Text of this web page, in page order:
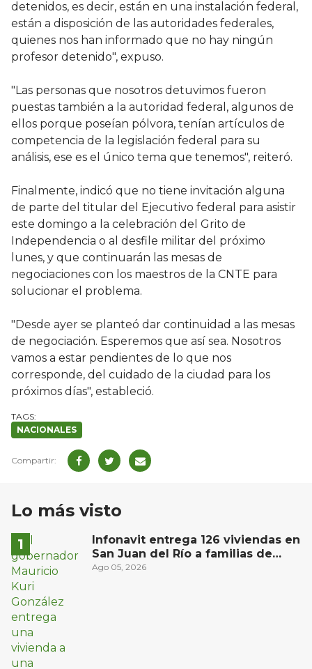
detenidos, es decir, están en una instalación federal,
están a disposición de las autoridades federales,
quienes nos han informado que no hay ningún
profesor detenido", expuso.
"Las personas que nosotros detuvimos fueron
puestas también a la autoridad federal, algunos de
ellos porque poseían pólvora, tenían artículos de
competencia de la legislación federal para su
análisis, ese es el único tema que tenemos", reiteró.
Finalmente, indicó que no tiene invitación alguna
de parte del titular del Ejecutivo federal para asistir
este domingo a la celebración del Grito de
Independencia o al desfile militar del próximo
lunes, y que continuarán las mesas de
negociaciones con los maestros de la CNTE para
solucionar el problema.
"Desde ayer se planteó dar continuidad a las mesas
de negociación. Esperemos que así sea. Nosotros
vamos a estar pendientes de lo que nos
corresponde, del cuidado de la ciudad para los
próximos días", estableció.
NACIONALES
Lo más visto
Infonavit entrega 126 viviendas en
San Juan del Río a familias de
bajos ingresos
Ago 05, 2026